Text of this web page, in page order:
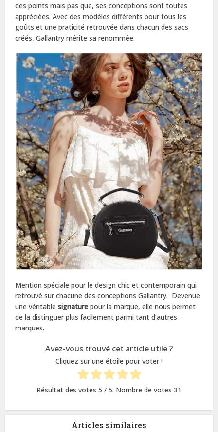
des points mais pas que, ses conceptions sont toutes
appréciées. Avec des modèles différents pour tous les
goûts et une praticité retrouvée dans chacun des sacs
créés, Gallantry mérite sa renommée.
Mention spéciale pour le design chic et contemporain qui
retrouvé sur chacune des conceptions Gallantry. Devenue
une véritablesignature pour la marque, elle nous permet
de la distinguer plus facilement parmi tant d’autres
marques.
Avez-vous trouvé cet article utile ?
Cliquez sur une étoile pour voter !
Résultat des votes 5 / 5. Nombre de votes 31
Articles similaires